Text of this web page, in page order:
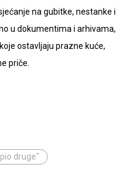
na gubitke, nestanke i
u dokumentima i arhivama,
ostavljaju prazne kuće,
priče.
druge"